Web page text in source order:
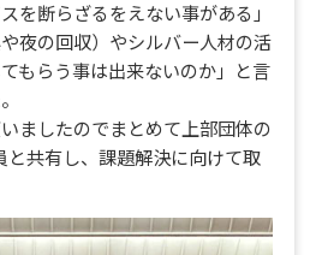
を断らざるをえない事がある」
夜の回収）やシルバー人材の活
もらう事は出来ないのか」と言
ましたのでまとめて上部団体の
と共有し、課題解決に向けて取